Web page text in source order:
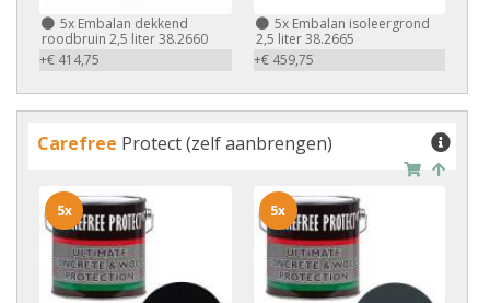
5x Embalan dekkend
roodbruin 2,5 liter 38.2660
+€ 414,75
5xEmbalan isoleergrond
2,5 liter 38.2665
+€ 459,75
Carefree Protect (zelf aanbrengen)
5x 5x